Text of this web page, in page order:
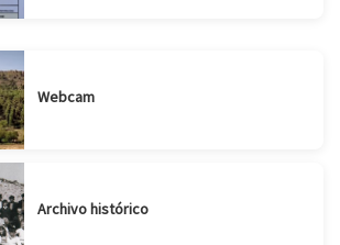
Webcam
Archivo histórico